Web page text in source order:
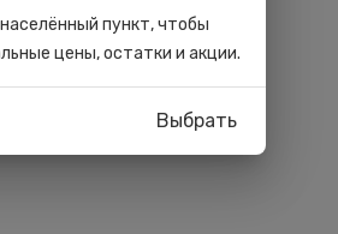
пункт, чтобы
цены, остатки и акции.
Выбрать